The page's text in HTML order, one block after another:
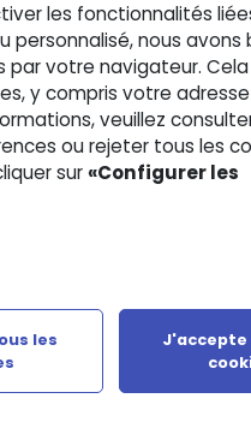
projet.
vue Backstage
travail et créer des
les fonctionnalités
personnalisé, nous avons
votre navigateur.
y compris votre
veuillez
ou rejeter tous les
sur«Configurer les
les
J'accepte